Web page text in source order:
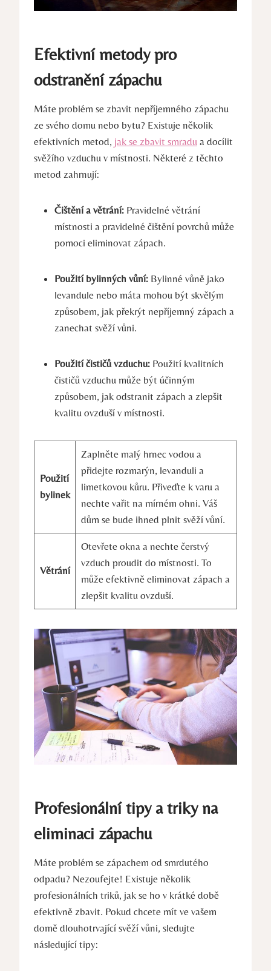
Efektivní metody pro
odstranění zápachu
Máte problém se zbavit nepříjemného zápachu
ze svého domu nebo bytu? Existuje několik
efektivních metod, jak se zbavit smradu a docílit
svěžího vzduchu v místnosti. Některé z těchto
metod zahrnují:
Čištění a větrání: Pravidelné větrání
místnosti a pravidelné čištění povrchů může
pomoci eliminovat zápach.
Použití bylinných vůní: Bylinné vůně jako
levandule⁣ nebo ⁢máta⁤ mohou být skvělým
způsobem, jak překrýt nepříjemný zápach a
zanechat svěží vůni.
Použití čističů vzduchu: Použití⁣ kvalitních
čističů vzduchu může být účinným
způsobem, jak odstranit​ zápach ​a zlepšit
kvalitu ovzduší v místnosti.
Použití
bylinek
Zaplněte malý hrnec vodou a
přidejte rozmarýn, levanduli a
limetkovou kůru. Přiveďte‌ k varu a
⁢nechte‌ vařit na mírném ohni. Váš
‌dům​ se ‌bude ihned ‌plnit svěží vůní.
Větrání
Otevřete okna a nechte čerstvý
vzduch proudit do místnosti. To
může ⁣efektivně eliminovat zápach⁢ a
zlepšit kvalitu ovzduší.
Profesionální tipy a triky na
eliminaci ‍zápachu
Máte problém se zápachem ⁤od smrdutého
odpadu? Nezoufejte! Existuje několik
profesionálních triků,⁤ jak se ⁢ho‌ v krátké době
efektivně zbavit. Pokud chcete mít ve vašem
domě dlouhotrvající svěží vůni, sledujte
následující tipy: